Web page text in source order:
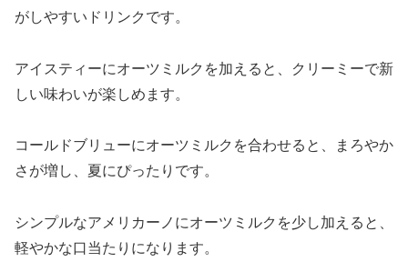
がしやすいドリンクです。
アイスティーにオーツミルクを加えると、クリーミーで新
しい味わいが楽しめます。
コールドブリューにオーツミルクを合わせると、まろやか
さが増し、夏にぴったりです。
シンプルなアメリカーノにオーツミルクを少し加えると、
軽やかな口当たりになります。